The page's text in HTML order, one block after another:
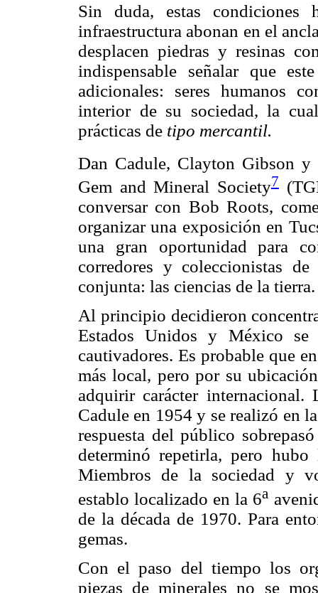
Sin duda, estas condiciones
infraestructura abonan en el
desplacen piedras y resinas
indispensable señalar que
adicionales: seres humanos
interior de su sociedad, la
prácticas de tipo mercantil.
Dan Cadule, Clayton Gibson y
Gem and Mineral Society7
conversar con Bob Roots,
organizar una exposición en
una gran oportunidad para
corredores y coleccionistas
conjunta: las ciencias de la tierra.
Al principio decidieron
Estados Unidos y México se
cautivadores. Es probable que
más local, pero por su
adquirir carácter
Cadule en 1954 y se realizó en
respuesta del público
determinó repetirla, pero hubo
Miembros de la sociedad y
establo localizado en la 6a
de la década de 1970. Para
gemas.
Con el paso del tiempo los
piezas de minerales no se